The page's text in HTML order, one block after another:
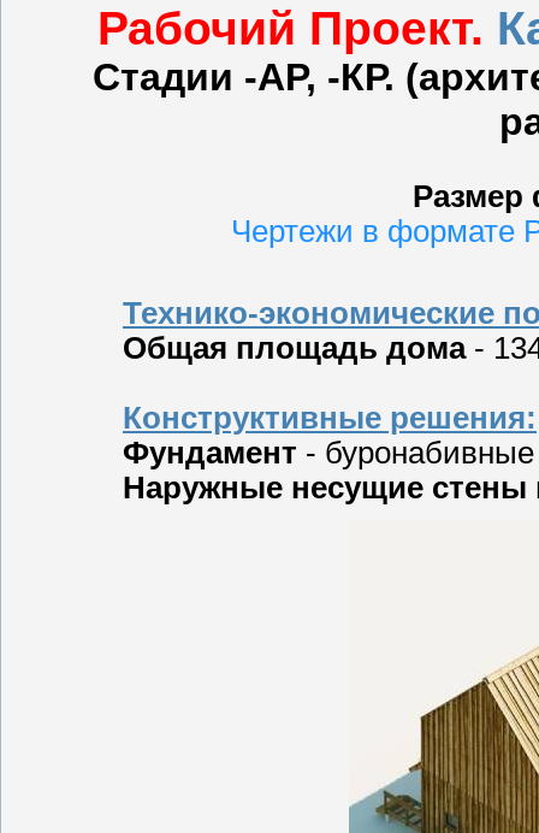
Рабочий Проект.
Стадии -АР, -КР.
Размер
Чертежи в формате
Технико-экономические
Общая площадь дома-
Конструктивные решения:
Фундамент -
Наружные несущие стены